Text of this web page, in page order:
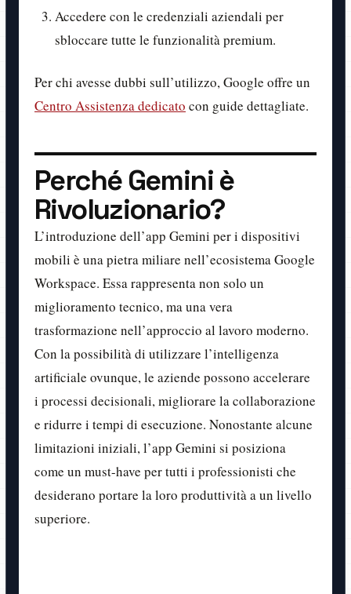
Accedere con le credenziali aziendali per
sbloccare tutte le funzionalità premium.
Per chi avesse dubbi sull’utilizzo, Google offre un
Centro Assistenza dedicato con guide dettagliate.
Perché Gemini è
Rivoluzionario?
L’introduzione dell’app Gemini per i dispositivi
mobili è una pietra miliare nell’ecosistema Google
Workspace. Essa rappresenta non solo un
miglioramento tecnico, ma una vera
trasformazione nell’approccio al lavoro moderno.
Con la possibilità di utilizzare l’intelligenza
artificiale ovunque, le aziende possono accelerare
i processi decisionali, migliorare la collaborazione
e ridurre i tempi di esecuzione. Nonostante alcune
limitazioni iniziali, l’app Gemini si posiziona
come un must-have per tutti i professionisti che
desiderano portare la loro produttività a un livello
superiore.